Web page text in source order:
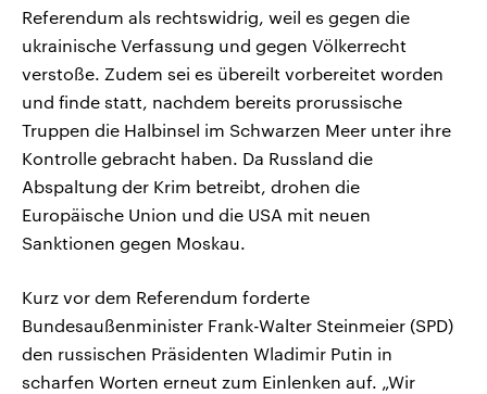
Referendum als rechtswidrig, weil es gegen die
ukrainische Verfassung und gegen Völkerrecht
verstoße. Zudem sei es übereilt vorbereitet worden
und finde statt, nachdem bereits prorussische
Truppen die Halbinsel im Schwarzen Meer unter ihre
Kontrolle gebracht haben. Da Russland die
Abspaltung der Krim betreibt, drohen die
Europäische Union und die USA mit neuen
Sanktionen gegen Moskau.
Kurz vor dem Referendum forderte
Bundesaußenminister Frank-Walter Steinmeier (SPD)
den russischen Präsidenten Wladimir Putin in
scharfen Worten erneut zum Einlenken auf. „Wir